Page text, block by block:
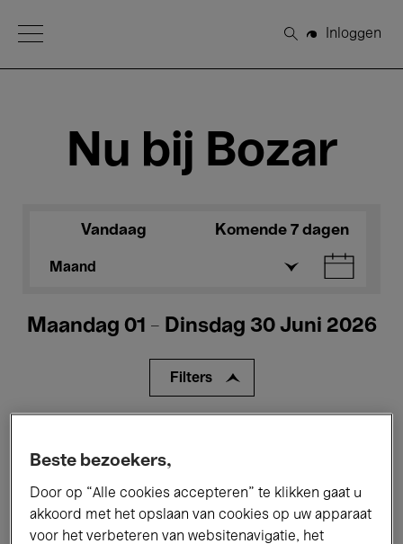
Open Menu
Zoeken
Inloggen
Nu bij Bozar
Vandaag Komende 7 dagen
Maand
Maandag 01 - Dinsdag 30 Juni 2026
Filters
Performances Lezingen & Debatten
Beste bezoekers,
Door op “Alle cookies accepteren” te klikken gaat u
akkoord met het opslaan van cookies op uw apparaat
voor het verbeteren van websitenavigatie, het